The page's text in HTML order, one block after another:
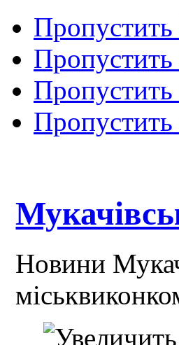
Пропустить
Пропустить
Новини